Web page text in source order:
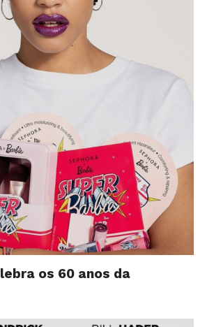
os 60 anos da